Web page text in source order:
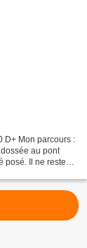
D+ Mon parcours :
au pont
posé. Il ne reste